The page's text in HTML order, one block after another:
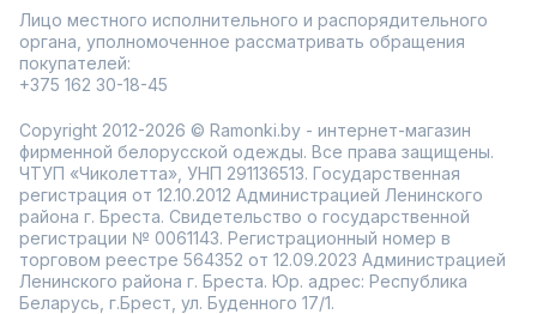
Лицо местного исполнительного и распорядительного
органа, уполномоченное рассматривать обращения
покупателей:
+375 162 30-18-45
Copyright 2012-2026 © Ramonki.by - интернет-магазин
фирменной белорусской одежды. Все права защищены.
ЧТУП «Чиколетта», УНП 291136513. Государственная
регистрация от 12.10.2012 Администрацией Ленинского
района г. Бреста. Свидетельство о государственной
регистрации № 0061143. Регистрационный номер в
торговом реестре 564352 от 12.09.2023 Администрацией
Ленинского района г. Бреста. Юр. адрес: Республика
Беларусь, г.Брест, ул. Буденного 17/1.